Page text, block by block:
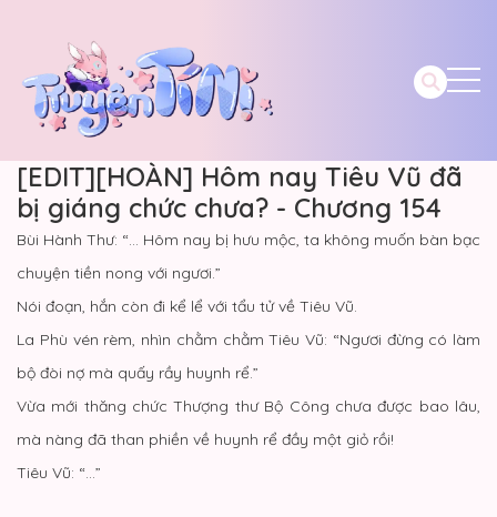
[EDIT][HOÀN] Hôm nay Tiêu Vũ đã
bị giáng chức chưa? - Chương 154
Bùi Hành Thư: “… Hôm nay bị hưu mộc, ta không muốn bàn bạc
chuyện tiền nong với ngươi.”
Nói đoạn, hắn còn đi kể lể với tẩu tử về Tiêu Vũ.
La Phù vén rèm, nhìn chằm chằm Tiêu Vũ: “Ngươi đừng có làm
bộ đòi nợ mà quấy rầy huynh rể.”
Vừa mới thăng chức Thượng thư Bộ Công chưa được bao lâu,
mà nàng đã than phiền về huynh rể đầy một giỏ rồi!
Tiêu Vũ: “…”